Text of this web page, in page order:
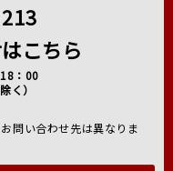
こちら
：00
く）
問い合わせ先は異なりま